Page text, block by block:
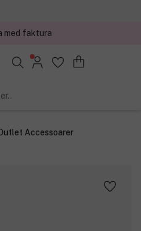
Accessoarer